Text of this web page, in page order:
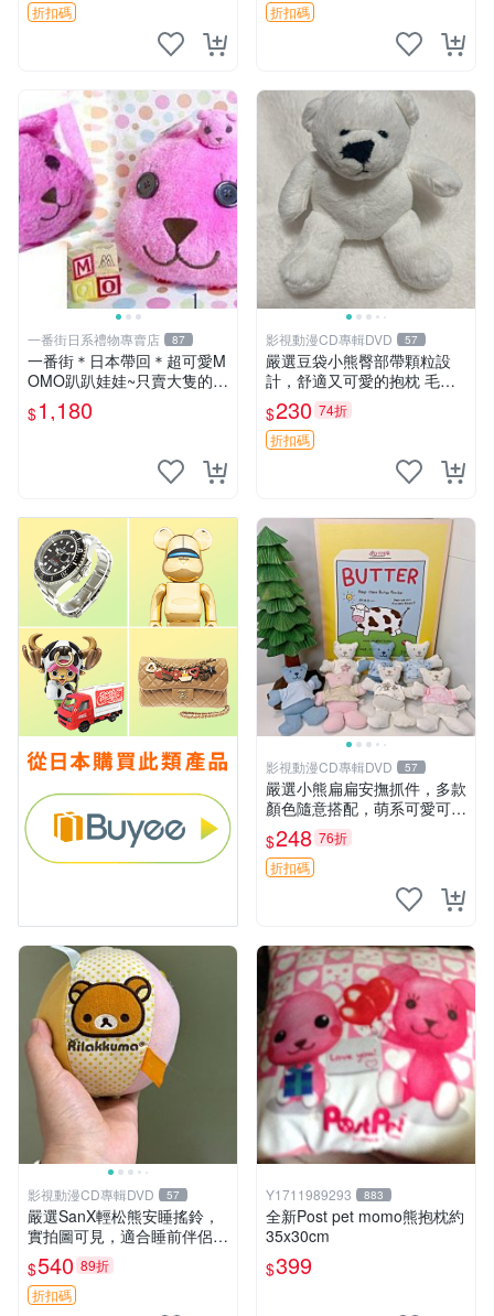
折扣碼
折扣碼
一番街日系禮物專賣店 87
一番街＊日本帶回＊超可愛M
OMO趴趴娃娃~只賣大隻的1
號~單隻價～生日禮物
$1,180
影視動漫CD專輯DVD 57
嚴選豆袋小熊臀部帶顆粒設
計，舒適又可愛的抱枕 毛絨
抱枕、臀部按摩、坐墊
$230 74折
折扣碼
影視動漫CD專輯DVD 57
嚴選小熊扁扁安撫抓件，多款
顏色隨意搭配，萌系可愛可改
掛件 小熊安撫抓件 憶記 抓繩
孩童掛件
$248 76折
折扣碼
影視動漫CD專輯DVD 57
嚴選SanX輕松熊安睡搖鈴，
實拍圖可見，適合睡前伴侶，
Picks安撫好物 0325 懸吊 電
腦
$540 89折
折扣碼
Y1711989293 883
全新Post pet momo熊抱枕約
35x30cm
$399